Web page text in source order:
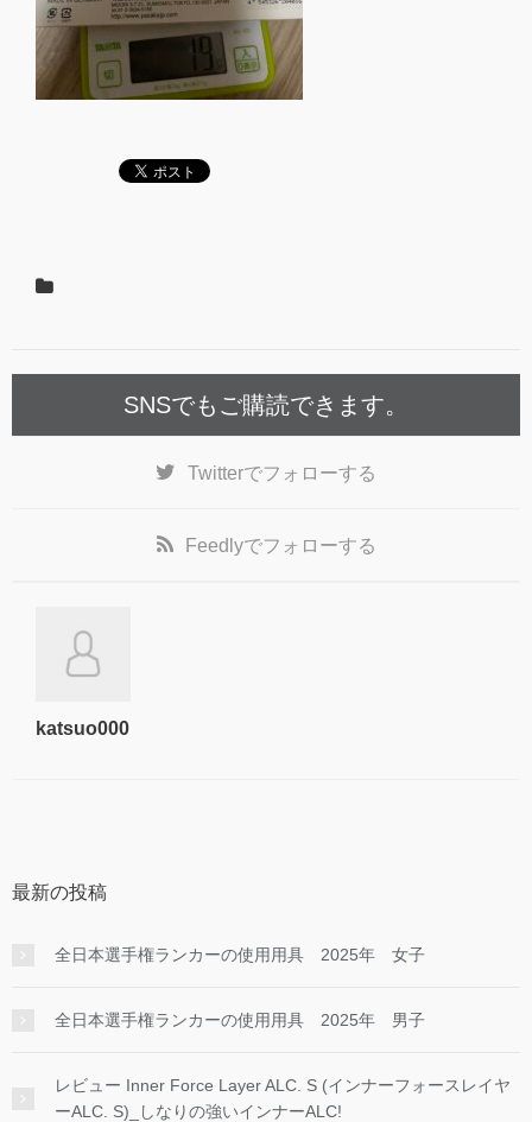
SNSでもご購読できます。
Twitterでフォローする
Feedlyでフォローする
katsuo000
最新の投稿
全日本選手権ランカーの使用用具 2025年 女子
全日本選手権ランカーの使用用具 2025年 男子
レビュー Inner Force Layer ALC. S (インナーフォースレイヤ
ーALC. S)_しなりの強いインナーALC!